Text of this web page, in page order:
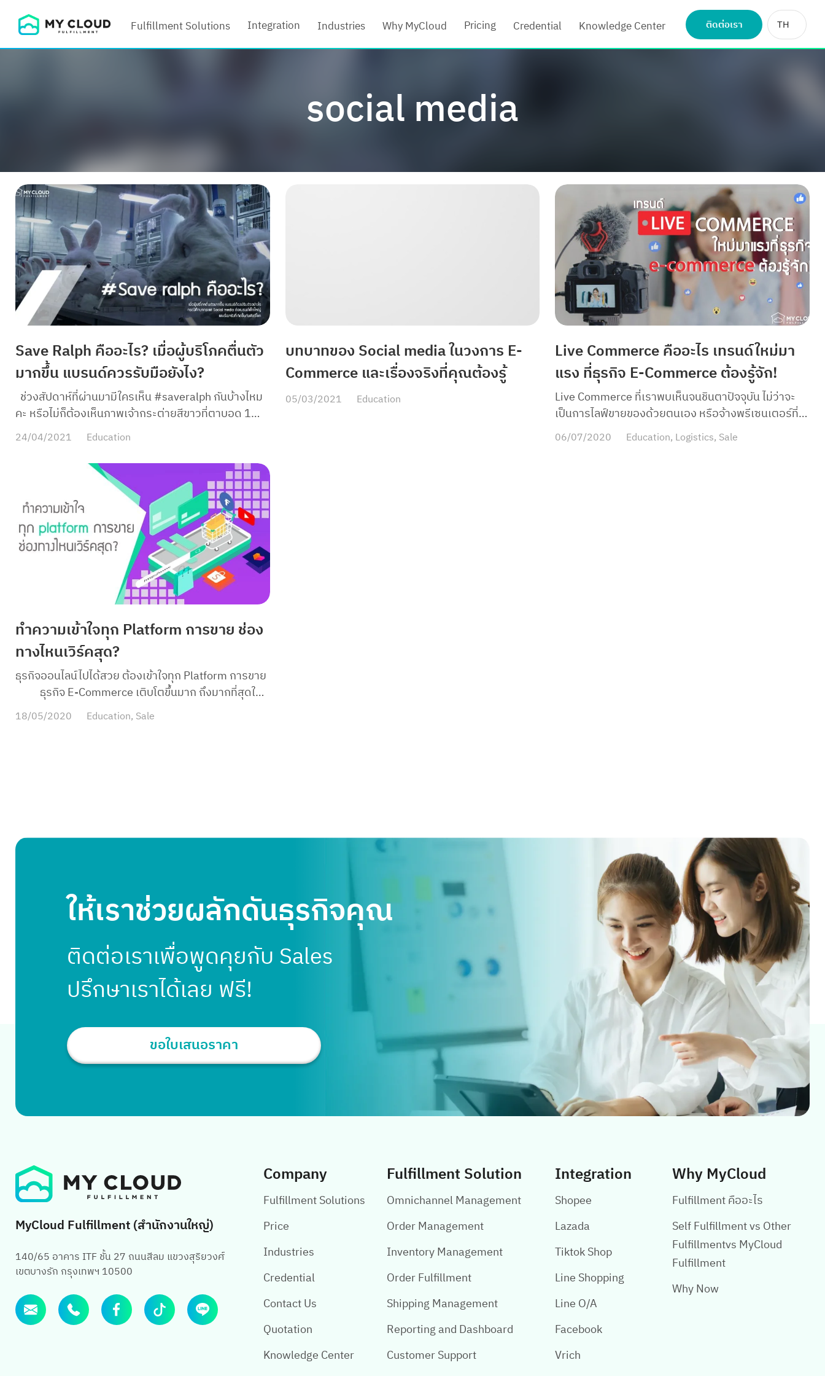
content
Fulfillment Solutions Integration Industries Why MyCloud Pricing Credential Knowledge Center ติดต่อเรา TH
social media
Save Ralph คืออะไร? เมื่อผู้บริโภคตื่นตัว
มากขึ้น แบรนด์ควรรับมือยังไง?
ช่วงสัปดาห์ที่ผ่านมามีใครเห็น #saveralph กันบ้างไหม
คะ หรือไม่ก็ต้องเห็นภาพเจ้ากระต่ายสีขาวที่ตาบอด 1
ข้างนี้ ใน Social media กันมาบ้าง ทราบหรือไม่คะว่าเกิด
อะไรขึ้น และเรื่องนี้ส่งผลกับแบรนด์เครื่องสำอางทั่วโลก
มากน้อยแค่ไหน MyCloud มีคำตอบค่ะ ปฎิเสธไม่ได้
เลยนะคะว่า ในปัจจุบันผู้บริโภคตื่นตัวและให้ความสำคัญ
กับเรื่องสิ่งแวดล้อม และสัตว์โลกมากขึ้น รวมถึงมี
พฤติกรรมที่แสดงความรับผิดชอบต่อสังคมผ่านการ
เลือกซื้อผลิตภัณฑ์ หรือบริโภคอาหารที่เป็นมิตรต่อสัตว์
และสิ่งแวดล้อมมากยิ่งขึ้น ดังนั้นแบรนด์เองต้องตระหนัก
ถึงเรื่องนี้อย่างจริงจัง เพราะการเข้าถึงข้อมูลและเผย
แพร่ข่าวเกิดขึ้นอย่างรวดเร็วบนช่องทางออนไลน์ ต่อให้
เป็นแบรนด์ที่มีชื่อเสียงขนาดไหน ผู้บริโภคเองก็มีสิทธิที่จะ
Save ralph คืออะไร? แคมเปญที่เป็น Stop motion
สั้น ๆ เพื่อรณรงค์เรื่องการยกเลิกการทดลองเครื่อง
สำอางกับสัตว์ โดย Humane Society International ซึ่ง
เลือกตัวละครหลักเป็นกระต่ายชื่อ “ราลฟ์” ที่มาเล้าถึง
ชีวิตของเขาและครอบครัวกระต่ายที่ต้องทนทุกข์ทรมาณ
จากการทดลอง แต่มีสีหน้ายิ้มแย้มสดใสให้กล้องอยู่เสมอ
24/04/2021 Education
บทบาทของ Social media ในวงการ E-
Commerce และเรื่องจริงที่คุณต้องรู้
05/03/2021 Education
Live Commerce คืออะไร เทรนด์ใหม่มา
แรง ที่ธุรกิจ E-Commerce ต้องรู้จัก!
Live Commerce ที่เราพบเห็นจนชินตาปัจจุบัน ไม่ว่าจะ
เป็นการไลฟ์ขายของด้วยตนเอง หรือจ้างพรีเซนเตอร์ที่
เป็น เน็ตไอดอล ศิลปินดารามา Live ขายของนั้นเรียกได้
ว่าเป็นที่นิยม มีโอกาสที่จะขายดีเป็นเทน้ำเทท่า และอาจ
06/07/2020 Education, Logistics, Sale
ทำความเข้าใจทุก Platform การขาย ช่อง
ทางไหนเวิร์คสุด?
ธุรกิจออนไลน์ไปได้สวย ต้องเข้าใจทุก Platform การขาย
ธุรกิจ E-Commerce เติบโตขึ้นมาก ถึงมากที่สุดใน
ปี2020 ยิ่งในช่วงวิกฤตแบบนี้ เพราะช่องทางออนไลน์
ไม่ใช่แค่ตลาดเสมือนจริงที่จำลองโลกการซื้อขายไว้บนโลก
ต่าง ๆ เหล่านี้ 1. Social Media 2. E-Marketplace และ
คำตอบไปพร้อม ๆ กันค่ะ ตามสถิติแล้วช่องทางการ
ขายที่มีมานาน และเป็นช่องทางแรก ๆ ที่คนลงขายของกัน
ก็คือ Social Media ไม่ว่าจะเป็น Facebook ก็ดี
Instagram, Twitter ก็ดี […]
18/05/2020 Education, Sale
ให้เราช่วยผลักดันธุรกิจคุณ
ติดต่อเราเพื่อพูดคุยกับ Sales
ปรึกษาเราได้เลย ฟรี!
ขอใบเสนอราคา
MyCloud Fulfillment (สำนักงานใหญ่)
140/65 อาคาร ITF ชั้น 27 ถนนสีลม แขวงสุริยวงศ์
เขตบางรัก กรุงเทพฯ 10500
Company
Fulfillment Solutions
Price
Industries
Credential
Contact Us
Quotation
Knowledge Center
Fulfillment Solution
Omnichannel Management
Order Management
Inventory Management
Order Fulfillment
Shipping Management
Reporting and Dashboard
Customer Support
Integration
Shopee
Lazada
Tiktok Shop
Line Shopping
Line O/A
Facebook
Vrich
Why MyCloud
Fulfillment คืออะไร
Self Fulfillment vs Other
Fulfillmentvs MyCloud
Fulfillment
Why Now